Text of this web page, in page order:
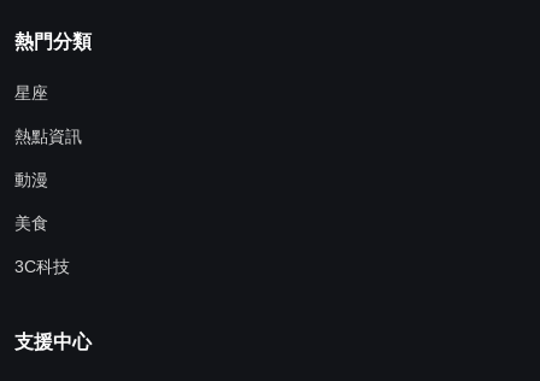
熱門分類
星座
熱點資訊
動漫
美食
3C科技
支援中心